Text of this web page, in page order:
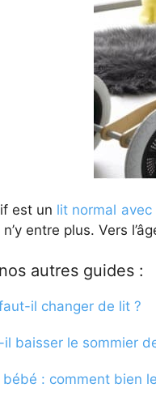
est un lit normal
n’y entre plus. Vers
autres guides :
il changer de lit ?
baisser le sommier
: comment bien